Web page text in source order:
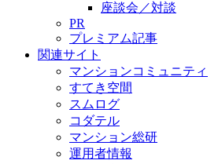
座談会／対談
PR
プレミアム記事
関連サイト
マンションコミュニティ
すてき空間
スムログ
コダテル
マンション総研
運用者情報